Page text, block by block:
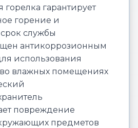
горелка гарантирует
горение и
службы
антикоррозионным
использования
влажных помещениях
повреждение
предметов